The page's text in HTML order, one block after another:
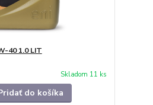
40 1.0 LIT
Skladom 11 ks
do košíka